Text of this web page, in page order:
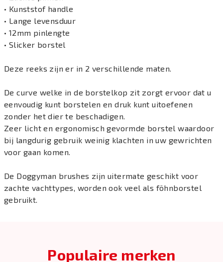
• Kunststof handle
• Lange levensduur
• 12mm pinlengte
• Slicker borstel
Deze reeks zijn er in 2 verschillende maten.
De curve welke in de borstelkop zit zorgt ervoor dat u
eenvoudig kunt borstelen en druk kunt uitoefenen
zonder het dier te beschadigen.
Zeer licht en ergonomisch gevormde borstel waardoor
bij langdurig gebruik weinig klachten in uw gewrichten
voor gaan komen.
De Doggyman brushes zijn uitermate geschikt voor
zachte vachttypes, worden ook veel als föhnborstel
gebruikt.
Populaire merken